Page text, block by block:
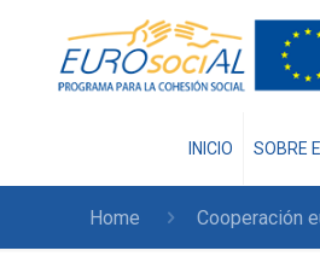
INICIO SOBRE
Home Cooperación